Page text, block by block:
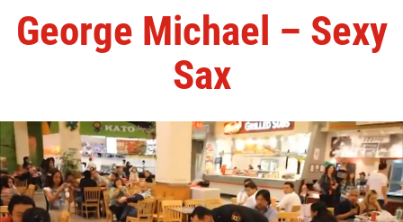
George Michael – Sexy
Sax